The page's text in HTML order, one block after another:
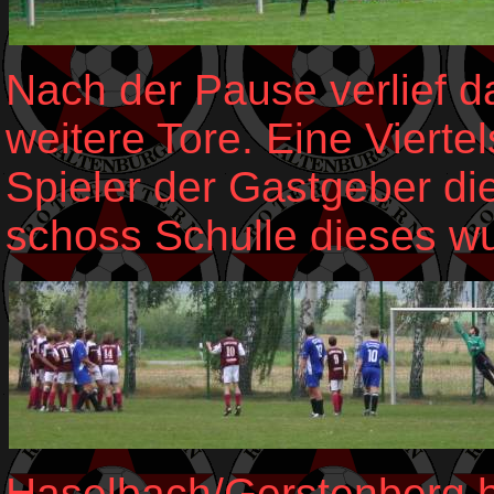
Nach der Pause verlief
weitere Tore. Eine
Spieler der Gastgeber
schoss Schulle dieses